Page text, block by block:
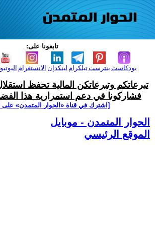
تابعونا على:
الانستغرام لينكدإن تيلكرامبنترست بودكاست
تبرعاتكم وتبرعاتكن المالية تحفظ
فشاركونا في دعم استمرارية هذا
[اشترك في قناة ‫«الحوار المتمدن» على
الحوار المتمدن - موبايل
الموقع الرئيسي